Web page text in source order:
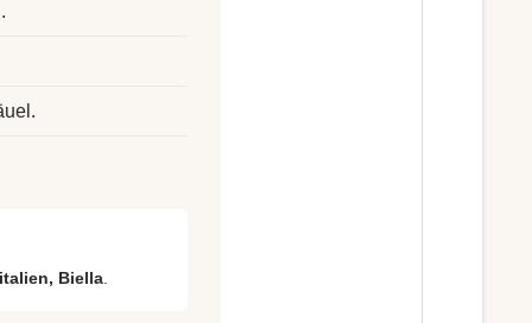
Biella